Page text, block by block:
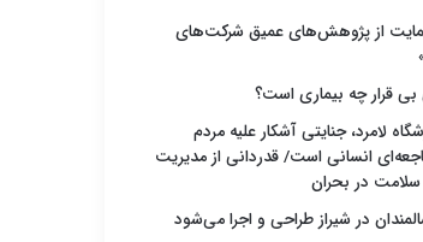
از پژوهش‌های عمیق شرکت‌های
بی قرار چه بیماری است؟
لامرد، جنایتی آشکار علیه مردم
انسانی است/ قدردانی از مدیریت
در بحران
در شیراز طراحی و اجرا می‌شود